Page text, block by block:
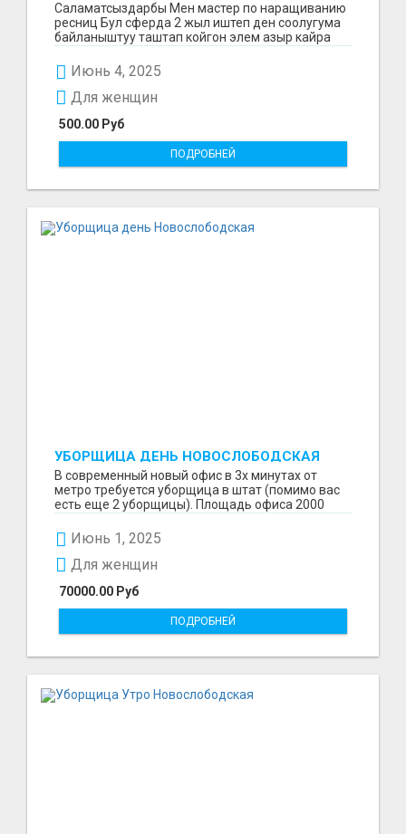
Саламатсыздарбы Мен мастер по наращиванию
ресниц Бул сферда 2 жыл иштеп ден соолугума
байланыштуу таштап койгон элем азыр кайра
Июнь 4, 2025
500.00 Руб
Для женщин
ПОДРОБНЕЙ
УБОРЩИЦА ДЕНЬ НОВОСЛОБОДСКАЯ
В современный новый офис в 3х минутах от
метро требуется уборщица в штат (помимо вас
есть еще 2 уборщицы). Площадь офиса 2000
Июнь 1, 2025
70000.00 Руб
Для женщин
ПОДРОБНЕЙ